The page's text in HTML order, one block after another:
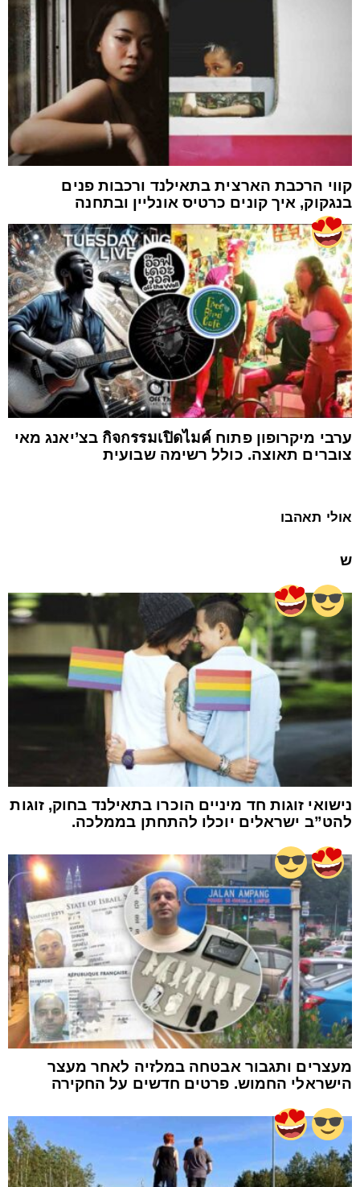
קווי הרכבת הארצית בתאילנד ורכבות פנים
בנגקוק, איך קונים כרטיס אונליין ובתחנה
ערבי מיקרופון פתוח กิจกรรมเปิดไมค์ בצ’יאנג מאי
צוברים תאוצה. כולל רשימה שבועית
אולי תאהבו
ש
נישואי זוגות חד מיניים הוכרו בתאילנד בחוק, זוגות
להט”ב ישראלים יוכלו להתחתן בממלכה.
מעצרים ותגבור אבטחה במלזיה לאחר מעצר
הישראלי החמוש. פרטים חדשים על החקירה